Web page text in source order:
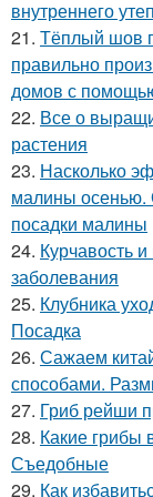
внутреннего
21. Тёплый шов
правильно
домов с
22. Все о
растения
23. Насколько
малины осенью.
посадки малины
24. Курчавость
заболевания
25. Клубника
Посадка
26. Сажаем
способами.
27. Гриб рейши
28. Какие грибы
Съедобные
29. Как